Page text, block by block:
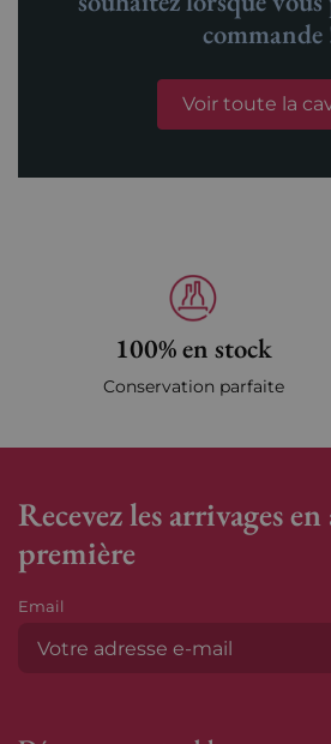
commande
Voir toute la
100% en stock
Conservation parfaite
Recevez les arrivages
première
Email